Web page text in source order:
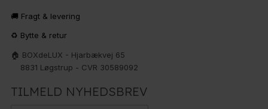
🚚 Fragt & levering
♻️ Bytte & retur
🏠 BOXdeLUX - Hjarbækvej 65
8831 Løgstrup - CVR 30589092
TILMELD NYHEDSBREV